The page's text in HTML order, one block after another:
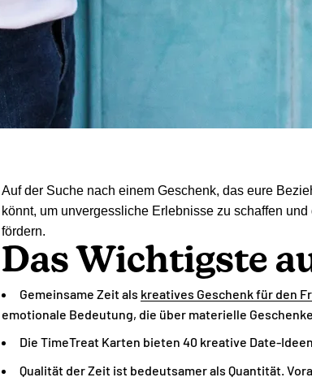
Auf der Suche nach einem Geschenk, das eure
könnt, um unvergessliche Erlebnisse zu schaffen
fördern.
Das Wichtigste
Gemeinsame Zeit als kreatives Geschenk für den
emotionale Bedeutung, die über materielle
Die TimeTreat Karten bieten 40 kreative Date-
Qualität der Zeit ist bedeutsamer als Quantität.